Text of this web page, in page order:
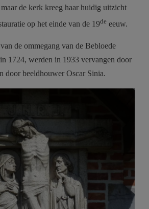
de kerk kreeg haar huidig uitzicht
op het einde van de 19de eeuw.
de ommegang van de Bebloede
1724, werden in 1933 vervangen door
door beeldhouwer Oscar Sinia.
dood van christus in
joeri mertens
onroerend